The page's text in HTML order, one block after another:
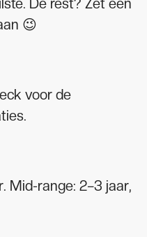
😉
voor de
Mid-range: 2–3 jaar,